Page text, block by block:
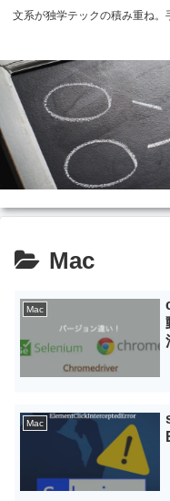
文系が独学テックの積み重ね
Mac
Mac
Mac